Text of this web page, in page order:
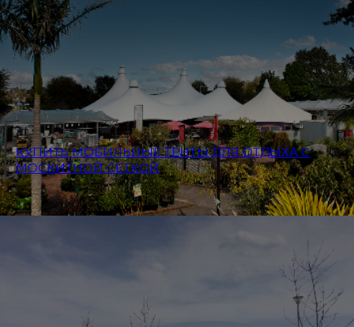
КУПИТЬ МОБИЛЬНЫЕ ТЕНТЫ ДЛЯ ОТДЫХА С
МОСКИТНОЙ СЕТКОЙ